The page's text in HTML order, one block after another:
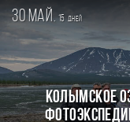
30 май.15 дней
КОЛЫМСКОЕ